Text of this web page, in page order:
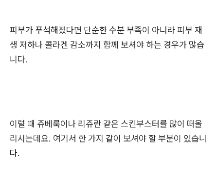
피부가 푸석해졌다면 단순한 수분 부족이 아니라 피부 재
생 저하나 콜라겐 감소까지 함께 보셔야 하는 경우가 많습
니다.
이럴 때 쥬베룩이나 리쥬란 같은 스킨부스터를 많이 떠올
리시는데요. 여기서 한 가지 같이 보셔야 할 부분이 있습니
다.